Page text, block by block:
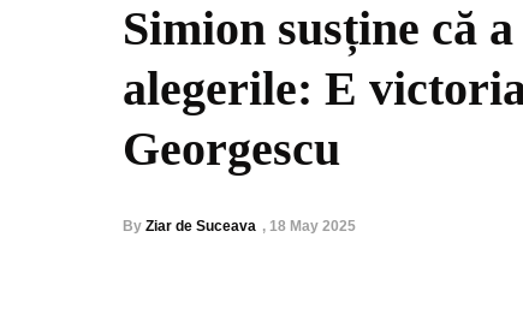
Simion susține că
alegerile: E
Georgescu
By Ziar de Suceava , 18 May 2025